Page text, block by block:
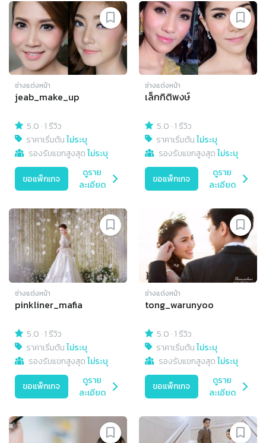
ช่างแต่งหน้า
jeab_make_up
5.0 ·1 รีวิว
ราคาเริ่มต้นไม่ระบุ
รองรับแขกสูงสุดไม่ระบุ
ขอแพ็กเกจ
ดูราย
ละเอียด
ช่างแต่งหน้า
เล็กกิติพงษ์
5.0 ·1 รีวิว
ราคาเริ่มต้นไม่ระบุ
รองรับแขกสูงสุดไม่ระบุ
ขอแพ็กเกจ
ดูราย
ละเอียด
ช่างแต่งหน้า
pinkliner_mafia
5.0 ·1 รีวิว
ราคาเริ่มต้นไม่ระบุ
รองรับแขกสูงสุดไม่ระบุ
ขอแพ็กเกจ
ดูราย
ละเอียด
ช่างแต่งหน้า
tong_warunyoo
5.0 ·1 รีวิว
ราคาเริ่มต้นไม่ระบุ
รองรับแขกสูงสุดไม่ระบุ
ขอแพ็กเกจ
ดูราย
ละเอียด